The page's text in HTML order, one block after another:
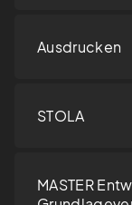
Ausdrucken
STOLA
MASTER